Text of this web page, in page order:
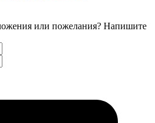
или пожелания? Напишите